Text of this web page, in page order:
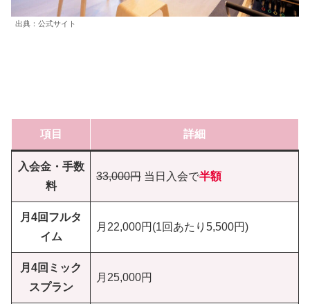
出典：公式サイト
項目 詳細
入会金・手数
料
33,000円 当日入会で半額
月4回 フルタ
イム
月22,000円(1回あたり5,500円)
月4回 ミック
スプラン
月25,000円